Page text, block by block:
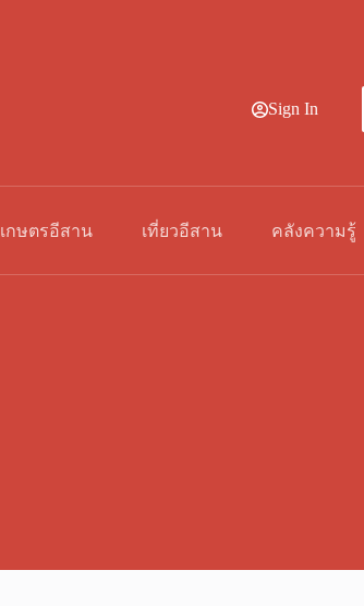
Sign In
เกษตรอีสาน เที่ยวอีสาน คลังความรู้